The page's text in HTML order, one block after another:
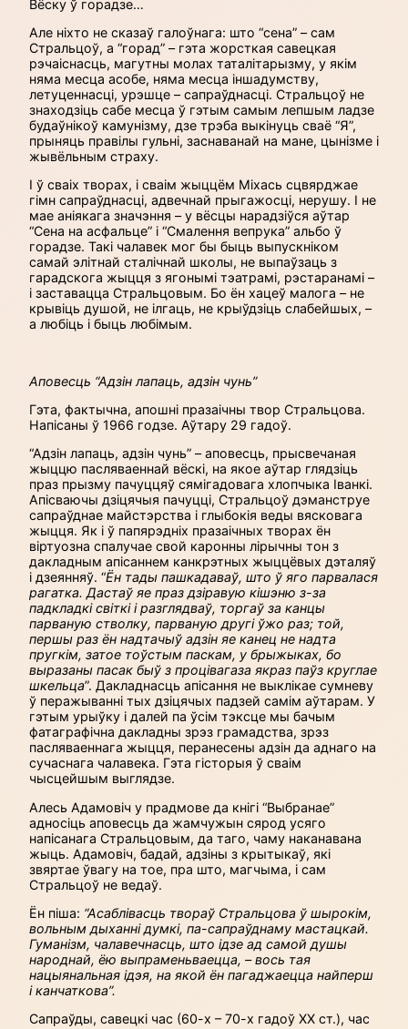
Вёску ў горадзе…
Але ніхто не сказаў галоўнага: што “сена” – сам
Стральцоў, а “горад” – гэта жорсткая савецкая
рэчаіснасць, магутны молах таталітарызму, у якім
няма месца асобе, няма месца іншадумству,
летуценнасці, урэшце – сапраўднасці. Стральцоў не
знаходзіць сабе месца ў гэтым самым лепшым ладзе
будаўнікоў камунізму, дзе трэба выкінуць сваё “Я”,
прыняць правілы гульні, заснаванай на мане, цынізме і
жывёльным страху.
І ў сваіх творах, і сваім жыццём Міхась сцвярджае
гімн сапраўднасці, адвечнай прыгажосці, нерушу. І не
мае аніякага значэння – у вёсцы нарадзіўся аўтар
“Сена на асфальце” і “Смалення вепрука” альбо ў
горадзе. Такі чалавек мог бы быць выпускніком
самай элітнай сталічнай школы, не выпаўзаць з
гарадскога жыцця з ягонымі тэатрамі, рэстаранамі –
і заставацца Стральцовым. Бо ён хацеў малога – не
крывіць душой, не ілгаць, не крыўдзіць слабейшых, –
а любіць і быць любімым.
Аповесць “Адзін лапаць, адзін чунь”
Гэта, фактычна, апошні празаічны твор Стральцова.
Напісаны ў 1966 годзе. Аўтару 29 гадоў.
“Адзін лапаць, адзін чунь” – аповесць, прысвечаная
жыццю пасляваеннай вёскі, на якое аўтар глядзіць
праз прызму пачуццяў сямігадовага хлопчыка Іванкі.
Апісваючы дзіцячыя пачуцці, Стральцоў дэманструе
сапраўднае майстэрства і глыбокія веды вясковага
жыцця. Як і ў папярэдніх празаічных творах ён
віртуозна спалучае свой каронны лірычны тон з
дакладным апісаннем канкрэтных жыццёвых дэталяў
і дзеянняў. “Ён тады пашкадаваў, што ў яго парвалася
рагатка. Дастаў яе праз дзіравую кішэню з-за
падкладкі світкі і разглядваў, торгаў за канцы
парваную стволку, парваную другі ўжо раз; той,
першы раз ён надтачыў адзін яе канец не надта
пругкім, затое тоўстым паскам, у брыжыках, бо
выразаны пасак быў з процівагаза якраз паўз круглае
шкельца”. Дакладнасць апісання не выклікае сумневу
ў перажыванні тых дзіцячых падзей самім аўтарам. У
гэтым урыўку і далей па ўсім тэксце мы бачым
фатаграфічна дакладны зрэз грамадства, зрэз
пасляваеннага жыцця, перанесены адзін да аднаго на
сучаснага чалавека. Гэта гісторыя ў сваім
чысцейшым выглядзе.
Алесь Адамовіч у прадмове да кнігі “Выбранае”
адносіць аповесць да жамчужын сярод усяго
напісанага Стральцовым, да таго, чаму наканавана
жыць. Адамовіч, бадай, адзіны з крытыкаў, які
звяртае ўвагу на тое, пра што, магчыма, і сам
Стральцоў не ведаў.
Ён піша: “Асаблівасць твораў Стральцова ў шырокім,
вольным дыханні думкі, па-сапраўднаму мастацкай.
Гуманізм, чалавечнасць, што ідзе ад самой душы
народнай, ёю выпраменьваецца, – вось тая
нацыянальная ідэя, на якой ён пагаджаецца найперш
і канчаткова”.
Сапраўды, савецкі час (60-х – 70-х гадоў ХХ ст.), час